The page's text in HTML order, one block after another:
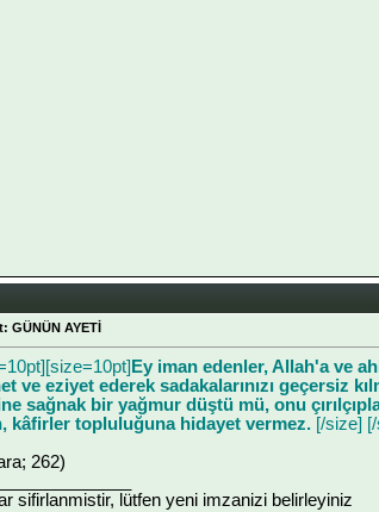
GÜNÜN AYETİ
Ey iman edenler, Allah'a ve
ve eziyet ederek sadakalarınızı geçersiz
sağnak bir yağmur düştü mü, onu
kâfirler topluluğuna hidayet vermez. [/size]
262)
sifirlanmistir, lütfen yeni imzanizi belirleyiniz